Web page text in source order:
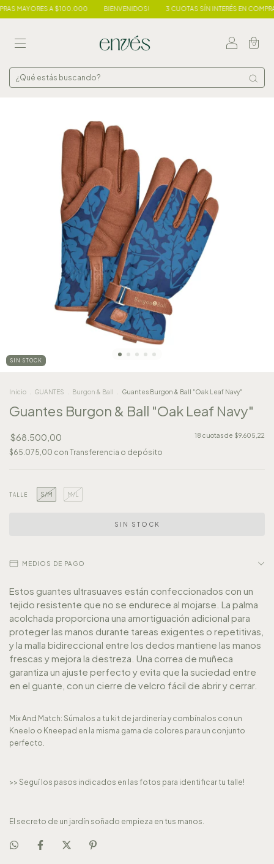
MAYORES A $100.000 BIENVENIDOS! 3 CUOTAS SÍN INTERÉS EN
0
SIN STOCK
Inicio GUANTES Burgon & Ball Guantes Burgon & Ball "Oak Leaf Navy"
Guantes Burgon & Ball "Oak Leaf Navy"
$68.500,00 18 cuotas de $9.605,22
$65.075,00 con Transferencia o depósito
TALLE S/M M/L
MEDIOS DE PAGO
Estos guantes ultrasuaves están confeccionados con un
tejido resistente que no se endurece al mojarse. La palma
acolchada proporciona una amortiguación adicional para
proteger las manos durante tareas exigentes o repetitivas,
y la malla bidireccional entre los dedos mantiene las manos
frescas y mejora la destreza. Una correa de muñeca
garantiza un ajuste perfecto y evita que la suciedad entre
en el guante, con un cierre de velcro fácil de abrir y cerrar.
Mix And Match: Súmalos a tu kit de jardinería y combínalos con un
Kneelo o Kneepad en la misma gama de colores para un conjunto
perfecto.
>> Seguí los pasos indicados en las fotos para identificar tu talle!
El secreto de un jardín soñado empieza en tus manos.